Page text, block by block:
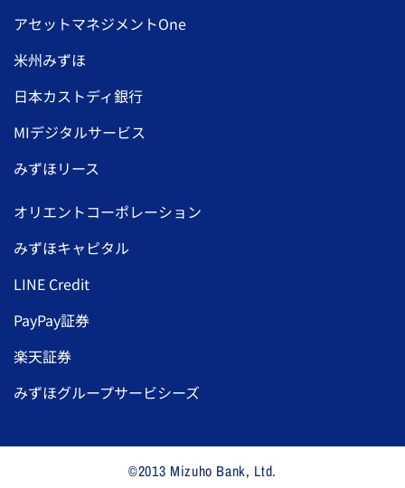
アセットマネジメントOne
米州みずほ
日本カストディ銀行
MIデジタルサービス
みずほリース
オリエントコーポレーション
みずほキャピタル
LINE Credit
PayPay証券
楽天証券
みずほグループサービシーズ
©2013 Mizuho Bank, Ltd.